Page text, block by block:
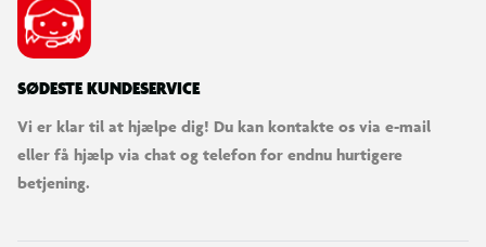
SØDESTE KUNDESERVICE
Vi er klar til at hjælpe dig! Du kan kontakte os via e-mail
eller få hjælp via chat og telefon for endnu hurtigere
betjening.